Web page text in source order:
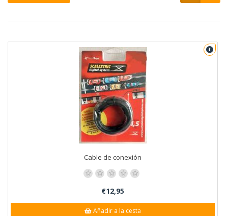
Cable de conexión
€12,95
Añadir a la cesta